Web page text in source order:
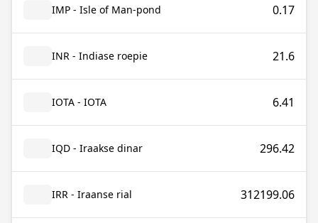
IMP - Isle of Man-pond 0.17
INR - Indiase roepie 21.6
IOTA - IOTA 6.41
IQD - Iraakse dinar 296.42
IRR - Iraanse rial 312199.06